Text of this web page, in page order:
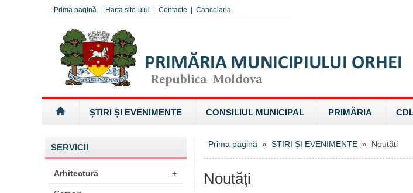
Prima pagină Harta site-ului Contacte Cancelaria
ȘTIRI ȘI EVENIMENTE CONSILIUL MUNICIPAL PRIMĂRIA
SERVICII
Arhitectură +
Prima pagină » ȘTIRI ȘI EVENIMENTE » Noutăți
Noutăți